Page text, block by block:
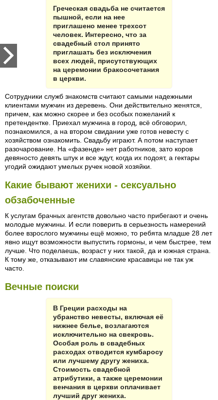
Греческая свадьба не считается
пышной, если на нее
приглашено менее трехсот
человек. Интересно, что за
свадебный стол принято
приглашать без исключения
всех людей, присутствующих
на церемонии бракосочетания
в церкви.
Сотрудники служб знакомств считают самыми надежными
клиентами мужчин из деревень. Они действительно женятся,
причем, как можно скорее и без особых пожеланий к
претендентке. Приехал мужчина в город, всё обговорил,
познакомился, а на втором свидании уже готов невесту с
хозяйством ознакомить. Свадьбу играют. А потом наступает
разочарование. На «фазенде» нет работников, зато коров
девяносто девять штук и все ждут, когда их подоят, а гектары
угодий ожидают умелых ручек новой хозяйки.
Какие бывают женихи - сексуально
обзабоченные
К услугам брачных агентств довольно часто прибегают и очень
молодые мужчины. И если поверить в серьезность намерений
более взрослого мужчины ещё можно, то ребята младше 28 лет
явно ищут возможности выпустить гормоны, и чем быстрее, тем
лучше. Что поделаешь, возраст у них такой, да и южная страна.
К тому же, отказывают им славянские красавицы не так уж
часто.
Вечные поиски
В Греции расходы на
убранство невесты, включая её
нижнее белье, возлагаются
исключительно на свекровь.
Особая роль в свадебных
расходах отводится кумбаросу
или лучшему другу жениха.
Стоимость свадебной
атрибутики, а также церемонии
венчания в церкви оплачивает
лучший друг жениха.